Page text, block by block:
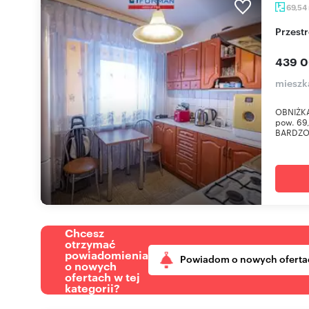
69,54
439
pow.
Chcesz
otrzymać
powiadomienia
o nowych
ofertach w tej
kategorii?
Powiadom o nowych